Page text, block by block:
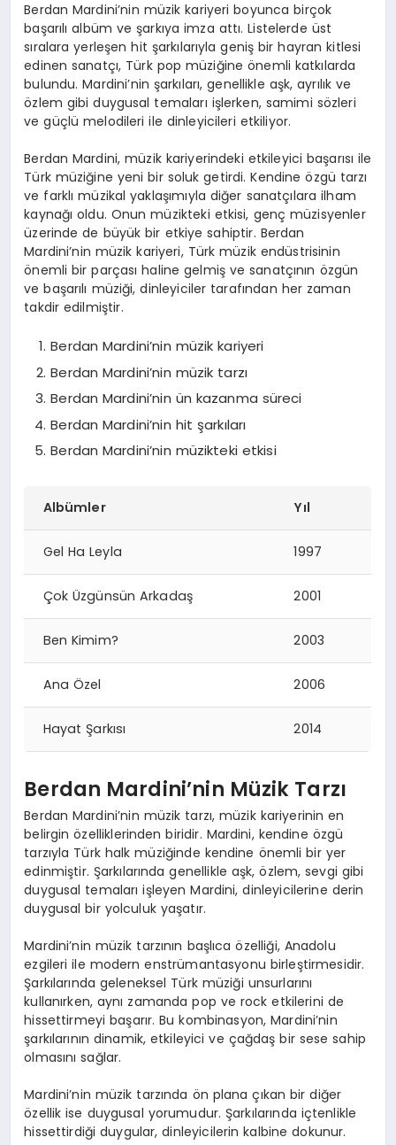
Berdan Mardini’nin müzik kariyeri boyunca birçok
başarılı albüm ve şarkıya imza attı. Listelerde üst
sıralara yerleşen hit şarkılarıyla geniş bir hayran kitlesi
edinen sanatçı, Türk pop müziğine önemli katkılarda
bulundu. Mardini’nin şarkıları, genellikle aşk, ayrılık ve
özlem gibi duygusal temaları işlerken, samimi sözleri
ve güçlü melodileri ile dinleyicileri etkiliyor.
Berdan Mardini, müzik kariyerindeki etkileyici başarısı ile
Türk müziğine yeni bir soluk getirdi. Kendine özgü tarzı
ve farklı müzikal yaklaşımıyla diğer sanatçılara ilham
kaynağı oldu. Onun müzikteki etkisi, genç müzisyenler
üzerinde de büyük bir etkiye sahiptir. Berdan
Mardini’nin müzik kariyeri, Türk müzik endüstrisinin
önemli bir parçası haline gelmiş ve sanatçının özgün
ve başarılı müziği, dinleyiciler tarafından her zaman
takdir edilmiştir.
Berdan Mardini’nin müzik kariyeri
Berdan Mardini’nin müzik tarzı
Berdan Mardini’nin ün kazanma süreci
Berdan Mardini’nin hit şarkıları
Berdan Mardini’nin müzikteki etkisi
Albümler Yıl
Gel Ha Leyla 1997
Çok Üzgünsün Arkadaş 2001
Ben Kimim? 2003
Ana Özel 2006
Hayat Şarkısı 2014
Berdan Mardini’nin Müzik Tarzı
Berdan Mardini’nin müzik tarzı, müzik kariyerinin en
belirgin özelliklerinden biridir. Mardini, kendine özgü
tarzıyla Türk halk müziğinde kendine önemli bir yer
edinmiştir. Şarkılarında genellikle aşk, özlem, sevgi gibi
duygusal temaları işleyen Mardini, dinleyicilerine derin
duygusal bir yolculuk yaşatır.
Mardini’nin müzik tarzının başlıca özelliği, Anadolu
ezgileri ile modern enstrümantasyonu birleştirmesidir.
Şarkılarında geleneksel Türk müziği unsurlarını
kullanırken, aynı zamanda pop ve rock etkilerini de
hissettirmeyi başarır. Bu kombinasyon, Mardini’nin
şarkılarının dinamik, etkileyici ve çağdaş bir sese sahip
olmasını sağlar.
Mardini’nin müzik tarzında ön plana çıkan bir diğer
özellik ise duygusal yorumudur. Şarkılarında içtenlikle
hissettirdiği duygular, dinleyicilerin kalbine dokunur.